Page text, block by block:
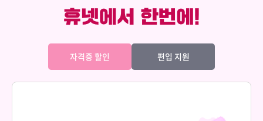
다다익선
심리학개론 69,000원
150,000원
자격증 할인 편입 지원